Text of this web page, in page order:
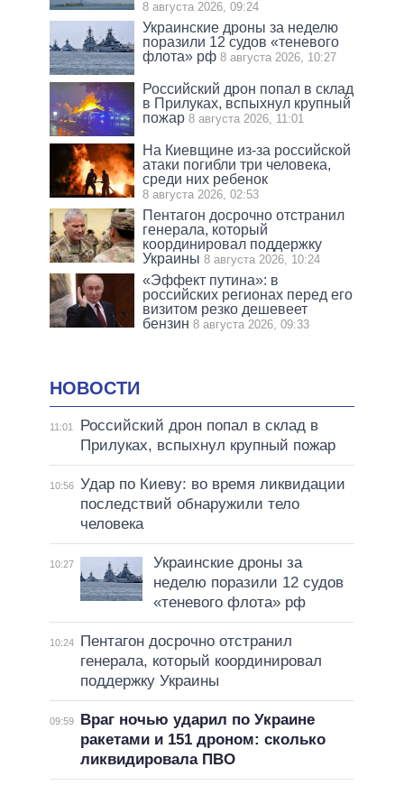
8 августа 2026, 09:24
Украинские дроны за неделю
поразили 12 судов «теневого
флота» рф 8 августа 2026, 10:27
Российский дрон попал в склад
в Прилуках, вспыхнул крупный
пожар 8 августа 2026, 11:01
На Киевщине из-за российской
атаки погибли три человека,
среди них ребенок
8 августа 2026, 02:53
Пентагон досрочно отстранил
генерала, который
координировал поддержку
Украины 8 августа 2026, 10:24
«Эффект путина»: в
российских регионах перед его
визитом резко дешевеет
бензин 8 августа 2026, 09:33
НОВОСТИ
11:01
Российский дрон попал в склад в
Прилуках, вспыхнул крупный пожар
10:56 Удар по Киеву: во время ликвидации
последствий обнаружили тело
человека
10:27
Украинские дроны за
неделю поразили 12 судов
«теневого флота» рф
10:24
Пентагон досрочно отстранил
генерала, который координировал
поддержку Украины
09:59
Враг ночью ударил по Украине
ракетами и 151 дроном: сколько
ликвидировала ПВО